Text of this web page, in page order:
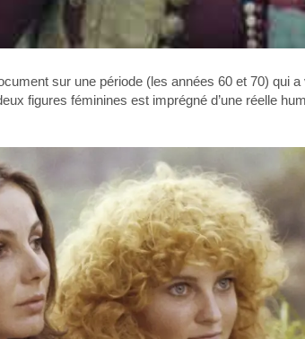
sur une période (les années 60 et 70) qui
figures féminines est imprégné d’une réelle